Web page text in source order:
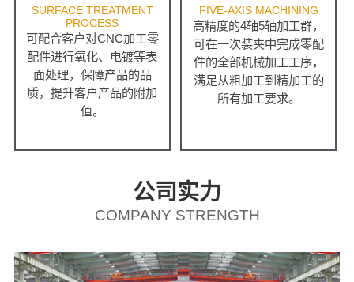
SURFACE TREATMENT
PROCESS
可配合客户对CNC加工零
配件进行氧化、电镀等表
面处理，保障产品的品
质，提升客户产品的附加
值。
FIVE-AXIS MACHINING
高精度的4轴5轴加工群，
可在一次装夹中完成零配
件的全部机械加工工序，
满足从粗加工到精加工的
所有加工要求。
公司实力
COMPANY STRENGTH